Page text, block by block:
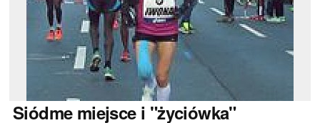
Siódmemiejsce i "życiówka"